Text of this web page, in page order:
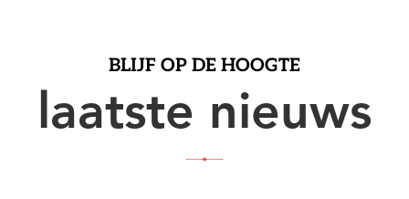
BLIJF OP DE HOOGTE
laatste nieuws